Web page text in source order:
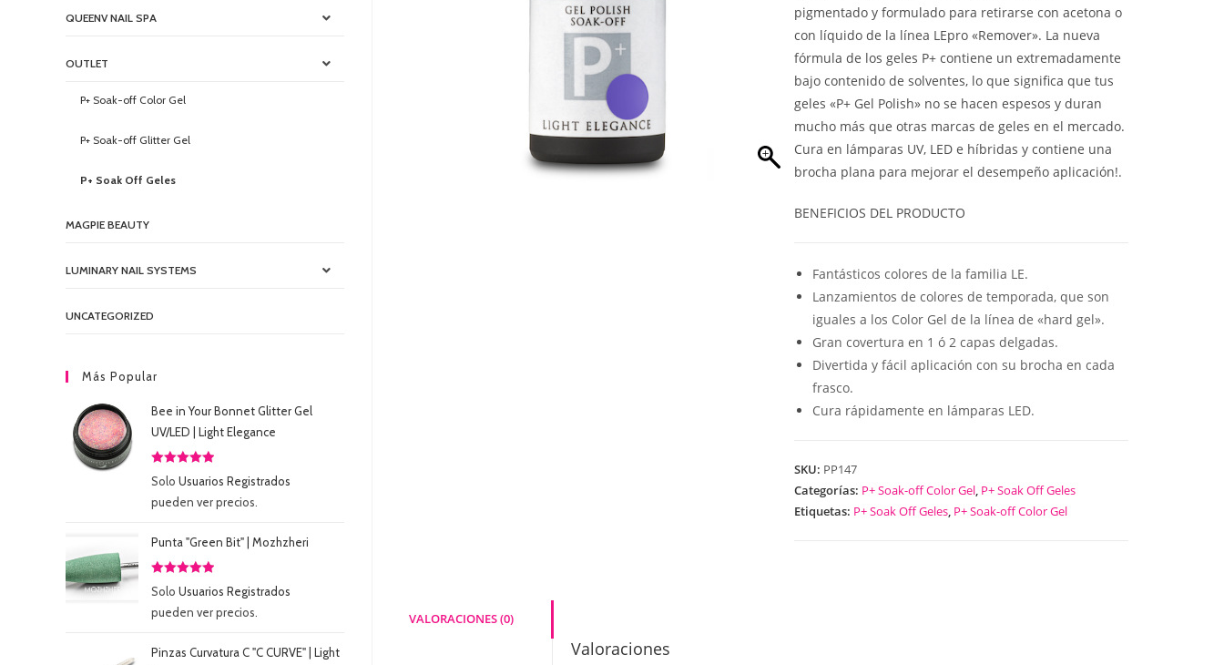
pigmentado y formulado para retirarse con acetona o
con líquido de la línea LEpro «Remover». La nueva
fórmula de los geles P+ contiene un extremadamente
bajo contenido de solventes, lo que significa que tus
geles «P+ Gel Polish» no se hacen espesos y duran
mucho más que otras marcas de geles en el mercado.
Cura en lámparas UV, LED e híbridas y contiene una
brocha plana para mejorar el desempeño aplicación!.
BENEFICIOS DEL PRODUCTO
Fantásticos colores de la familia LE.
Lanzamientos de colores de temporada, que son
iguales a los Color Gel de la línea de «hard gel».
Gran covertura en 1 ó 2 capas delgadas.
Divertida y fácil aplicación con su brocha en cada
frasco.
Cura rápidamente en lámparas LED.
SKU: PP147
Categorías: P+ Soak-off Color Gel, P+ Soak Off Geles
Etiquetas: P+ Soak Off Geles, P+ Soak-off Color Gel
VALORACIONES (0)
Valoraciones
QUEENV NAIL SPA
OUTLET
P+ Soak-off Color Gel
P+ Soak-off Glitter Gel
P+ Soak Off Geles
MAGPIE BEAUTY
LUMINARY NAIL SYSTEMS
UNCATEGORIZED
Más Popular
Bee in Your Bonnet Glitter Gel
UV/LED | Light Elegance
Valorado
5.00
5
Solo Usuarios Registrados
pueden ver precios.
Punta "Green Bit" | Mozhzheri
Valorado
5.00
5
Solo Usuarios Registrados
pueden ver precios.
Pinzas Curvatura C "C CURVE" | Light